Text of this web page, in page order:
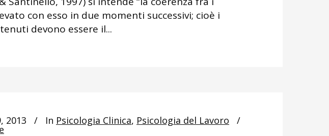
con esso in due momenti successivi; cioè i
devono essere il...
2013 In Psicologia Clinica, Psicologia del Lavoro